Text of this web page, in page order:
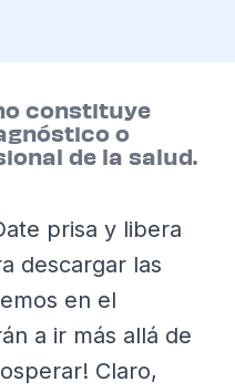
constituye
o
de la salud.
prisa y libera
descargar las
en el
a ir más allá de
Claro,